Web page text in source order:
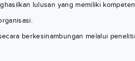
lulusan yang memiliki
berkesinambungan melalui